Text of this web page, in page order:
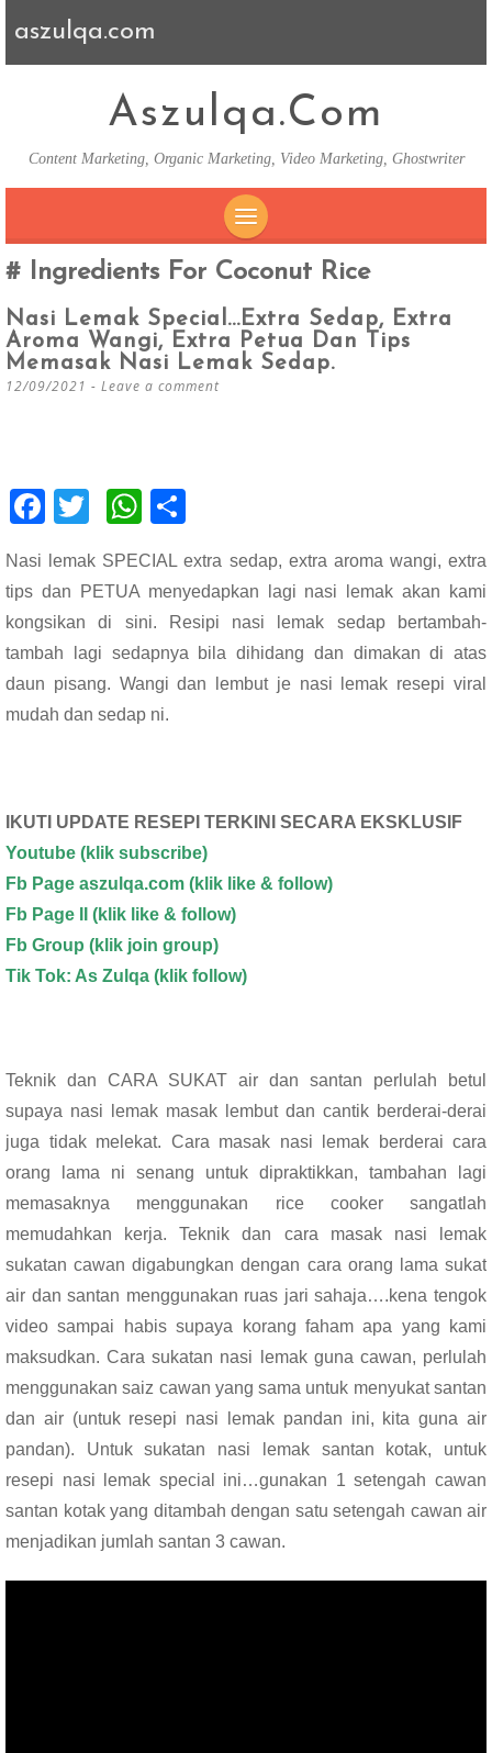
aszulqa.com
Aszulqa.com
Content Marketing, Organic Marketing, Video Marketing, Ghostwriter
SKIP TO CONTENT
Ingredients For Coconut Rice
Nasi Lemak Special…Extra Sedap, Extra
Aroma Wangi, Extra Petua Dan Tips
Memasak Nasi Lemak Sedap.
12/09/2021 Leave a comment
F
ac
e
b
o
o
k
T
wi
tt
er
W
h
at
s
A
p
p
ar
e
Nasi lemak SPECIAL extra sedap, extra aroma wangi, extra
tips dan PETUA menyedapkan lagi nasi lemak akan kami
kongsikan di sini. Resipi nasi lemak sedap bertambah-
tambah lagi sedapnya bila dihidang dan dimakan di atas
daun pisang. Wangi dan lembut je nasi lemak resepi viral
mudah dan sedap ni.
IKUTI UPDATE RESEPI TERKINI SECARA EKSKLUSIF
Youtube (klik subscribe)
Fb Page aszulqa.com (klik like & follow)
Fb Page II (klik like & follow)
Fb Group (klik join group)
Tik Tok: As Zulqa (klik follow)
Teknik dan CARA SUKAT air dan santan perlulah betul
supaya nasi lemak masak lembut dan cantik berderai-derai
juga tidak melekat. Cara masak nasi lemak berderai cara
orang lama ni senang untuk dipraktikkan, tambahan lagi
memasaknya menggunakan rice cooker sangatlah
memudahkan kerja. Teknik dan cara masak nasi lemak
sukatan cawan digabungkan dengan cara orang lama sukat
air dan santan menggunakan ruas jari sahaja….kena tengok
video sampai habis supaya korang faham apa yang kami
maksudkan. Cara sukatan nasi lemak guna cawan, perlulah
menggunakan saiz cawan yang sama untuk menyukat santan
dan air (untuk resepi nasi lemak pandan ini, kita guna air
pandan). Untuk sukatan nasi lemak santan kotak, untuk
resepi nasi lemak special ini…gunakan 1 setengah cawan
santan kotak yang ditambah dengan satu setengah cawan air
menjadikan jumlah santan 3 cawan.